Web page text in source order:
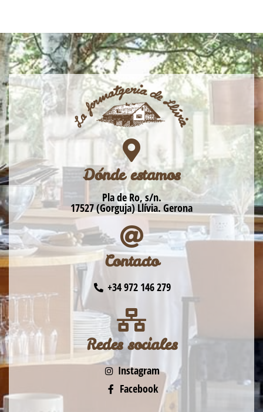
Dónde estamos
Pla de Ro, s/n.
17527 (Gorguja) Llívia. Gerona
Contacto
+34 972 146 279
Redes sociales
Instagram
Facebook